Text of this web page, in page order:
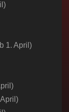
1. April)